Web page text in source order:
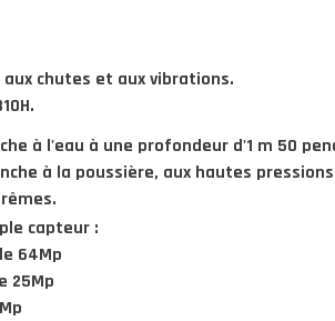
chutes et aux vibrations.
à l'eau à une profondeur d'1 m 50
à la poussière, aux hautes
capteur :
64Mp
25Mp